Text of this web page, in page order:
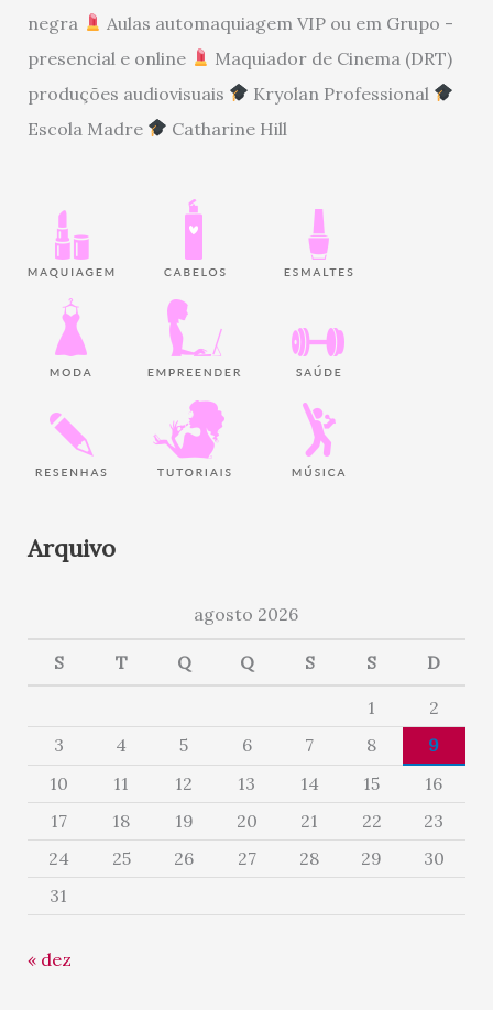
negra
Aulas automaquiagem VIP ou em Grupo -
presencial e online
Maquiador de Cinema (DRT)
produções audiovisuais
Kryolan Professional
Escola Madre
Catharine Hill
Arquivo
agosto 2026
S T Q Q S S D
1
2
3
4 5 6 7 8
9
10
11 12 13 14 15
16
17
18 19 20 21 22
23
24
25 26 27 28 29
30
31
« dez